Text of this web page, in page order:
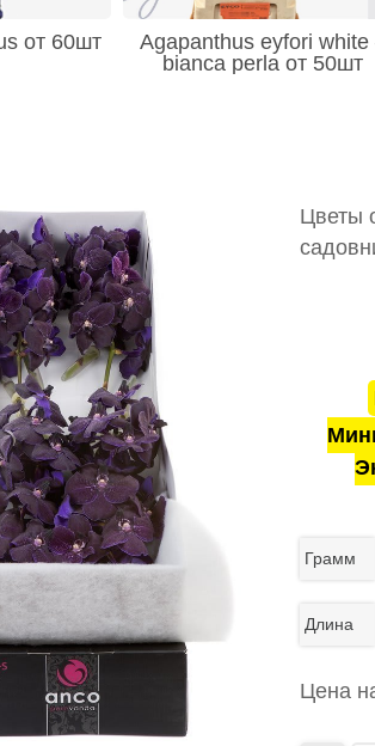
от 60шт
Agapanthus eyfori white
bianca perla от 50шт
Цветы
Грамм
Длина
Цена